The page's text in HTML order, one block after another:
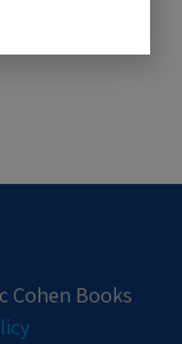
Cohen Books